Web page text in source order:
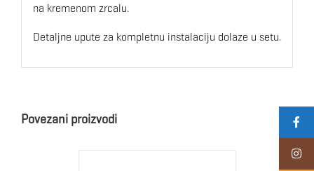
na kremenom zrcalu.
Detaljne upute za kompletnu instalaciju dolaze u setu.
Povezani proizvodi